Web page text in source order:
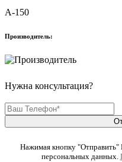
А-150
Производитель:
Нужна консультация?
Нажимая кнопку "Отправить"
персональных данных.